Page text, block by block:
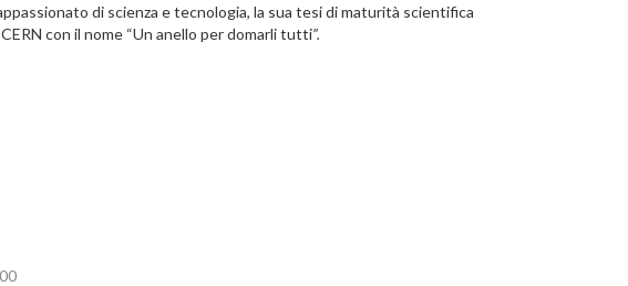
di scienza e tecnologia, la sua tesi di maturità scientifica
con il nome “Un anello per domarli tutti”.